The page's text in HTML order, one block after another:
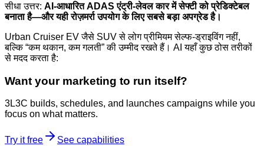
सीधा उत्तर: AI-आधारित ADAS एंट्री-लेवल कार में सेफ्टी को प्रेडिक्टेबल
बनाता है—और यही रोज़मर्रा उपयोग के लिए सबसे बड़ा अपग्रेड है।
Urban Cruiser EV जैसे SUV से लोग प्रीमियम सेल्फ-ड्राइविंग नहीं,
बल्कि “कम थकान, कम गलती” की उम्मीद रखते हैं। AI यहाँ कुछ ठोस तरीकों
से मदद करता है:
Want your marketing to run itself?
3L3C builds, schedules, and launches campaigns while you
focus on what matters.
Try it free See capabilities